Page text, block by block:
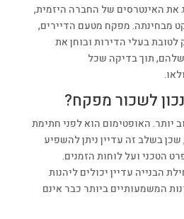
את האינטרסים של החברה היזמית,
מבחינתה. מפקח מטעם הדיירים,
בעלי הדירות ובוחן את
תוך בדיקה שכל
לשכור מפקח?
יותר. האופטימום הוא לפני חתימת
בשלב זה עדיין ניתן להשפיע
הטכני ועל לוחות הזמנים.
הבנייה עדיין יכולים ליהנות
המשמעותיים ביותר כבר אינם